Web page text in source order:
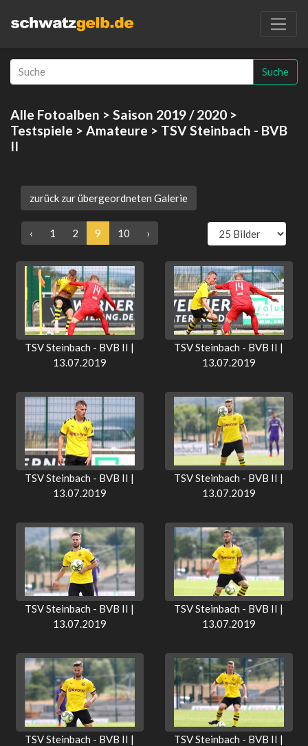
Suche
Alle Fotoalben > Saison 2019 / 2020 >
Testspiele > Amateure > TSV Steinbach - BVB
II
zurück zur übergeordneten Galerie
‹ 1 2 9 10 ›
TSV Steinbach - BVB II |
13.07.2019
TSV Steinbach - BVB II |
13.07.2019
TSV Steinbach - BVB II |
13.07.2019
TSV Steinbach - BVB II |
13.07.2019
TSV Steinbach - BVB II |
13.07.2019
TSV Steinbach - BVB II |
13.07.2019
TSV Steinbach - BVB II |
TSV Steinbach - BVB II |